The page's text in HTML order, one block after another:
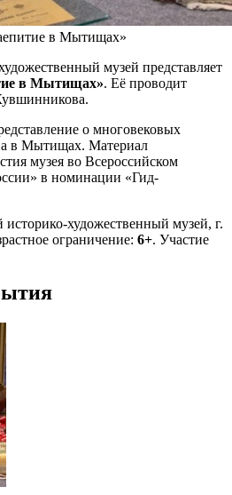
в Мытищах»
музей представляет
в Мытищах». Её проводит
о многовековых
в Мытищах. Материал
музея во Всероссийском
в номинации «Гид-
художественный музей, г.
ограничение: 6+. Участие